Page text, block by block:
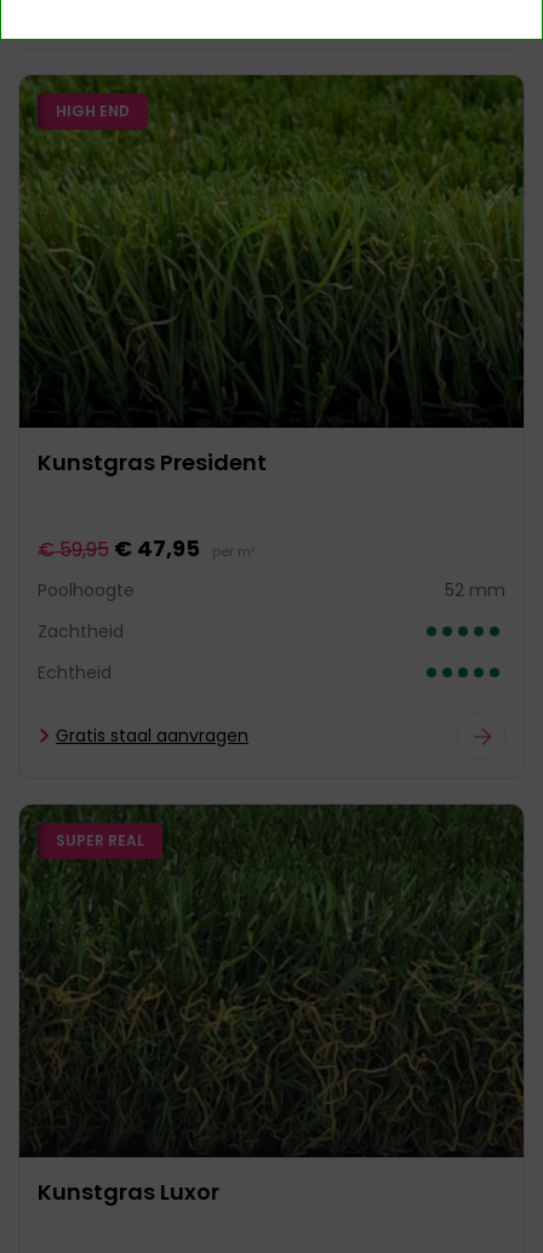
HIGH END
Kunstgras President
€ 59,95 € 47,95 per m²
Poolhoogte
52 mm
Zachtheid
Echtheid
Gratis staal aanvragen
SUPER REAL
Kunstgras Luxor